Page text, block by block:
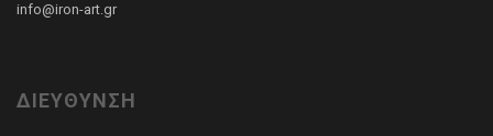
info@iron-art.gr
ΔΙΕΥΘΥΝΣΗ